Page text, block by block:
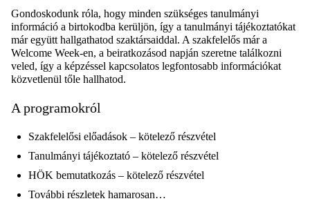
Gondoskodunk róla, hogy minden szükséges tanulmányi
információ a birtokodba kerüljön, így a tanulmányi tájékoztatókat
már együtt hallgathatod szaktársaiddal. A szakfelelős már a
Welcome Week-en, a beiratkozásod napján szeretne találkozni
veled, így a képzéssel kapcsolatos legfontosabb információkat
közvetlenül tőle hallhatod.
A programokról
Szakfelelősi előadások – kötelező részvétel
Tanulmányi tájékoztató – kötelező részvétel
HÖK bemutatkozás – kötelező részvétel
További részletek hamarosan…